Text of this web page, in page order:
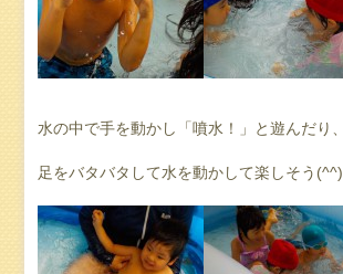
水の中で手を動かし「噴水！」と遊んだり、
足をバタバタして水を動かして楽しそう(^^)